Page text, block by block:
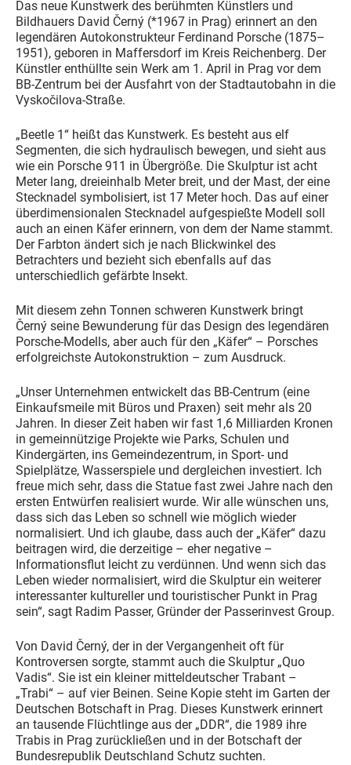
Das neue Kunstwerk des berühmten Künstlers und
Bildhauers David Černý (*1967 in Prag) erinnert an den
legendären Autokonstrukteur Ferdinand Porsche (1875–
1951), geboren in Maffersdorf im Kreis Reichenberg. Der
Künstler enthüllte sein Werk am 1. April in Prag vor dem
BB-Zentrum bei der Ausfahrt von der Stadtautobahn in die
Vyskočilova-Straße.
„Beetle 1“ heißt das Kunstwerk. Es besteht aus elf
Segmenten, die sich hydraulisch bewegen, und sieht aus
wie ein Porsche 911 in Übergröße. Die Skulptur ist acht
Meter lang, dreieinhalb Meter breit, und der Mast, der eine
Stecknadel symbolisiert, ist 17 Meter hoch. Das auf einer
überdimensionalen Stecknadel aufgespießte Modell soll
auch an einen Käfer erinnern, von dem der Name stammt.
Der Farbton ändert sich je nach Blickwinkel des
Betrachters und bezieht sich ebenfalls auf das
unterschiedlich gefärbte Insekt.
Mit diesem zehn Tonnen schweren Kunstwerk bringt
Černý seine Bewunderung für das Design des legendären
Porsche-Modells, aber auch für den „Käfer“ – Porsches
erfolgreichste Autokonstruktion – zum Ausdruck.
„Unser Unternehmen entwickelt das BB-Centrum (eine
Einkaufsmeile mit Büros und Praxen) seit mehr als 20
Jahren. In dieser Zeit haben wir fast 1,6 Milliarden Kronen
in gemeinnützige Projekte wie Parks, Schulen und
Kindergärten, ins Gemeindezentrum, in Sport- und
Spielplätze, Wasserspiele und dergleichen investiert. Ich
freue mich sehr, dass die Statue fast zwei Jahre nach den
ersten Entwürfen realisiert wurde. Wir alle wünschen uns,
dass sich das Leben so schnell wie möglich wieder
normalisiert. Und ich glaube, dass auch der „Käfer“ dazu
beitragen wird, die derzeitige – eher negative –
Informationsflut leicht zu verdünnen. Und wenn sich das
Leben wieder normalisiert, wird die Skulptur ein weiterer
interessanter kultureller und touristischer Punkt in Prag
sein“, sagt Radim Passer, Gründer der Passerinvest Group.
Von David Černý, der in der Vergangenheit oft für
Kontroversen sorgte, stammt auch die Skulptur „Quo
Vadis“. Sie ist ein kleiner mitteldeutscher Trabant –
„Trabi“ – auf vier Beinen. Seine Kopie steht im Garten der
Deutschen Botschaft in Prag. Dieses Kunstwerk erinnert
an tausende Flüchtlinge aus der „DDR“, die 1989 ihre
Trabis in Prag zurückließen und in der Botschaft der
Bundesrepublik Deutschland Schutz suchten.